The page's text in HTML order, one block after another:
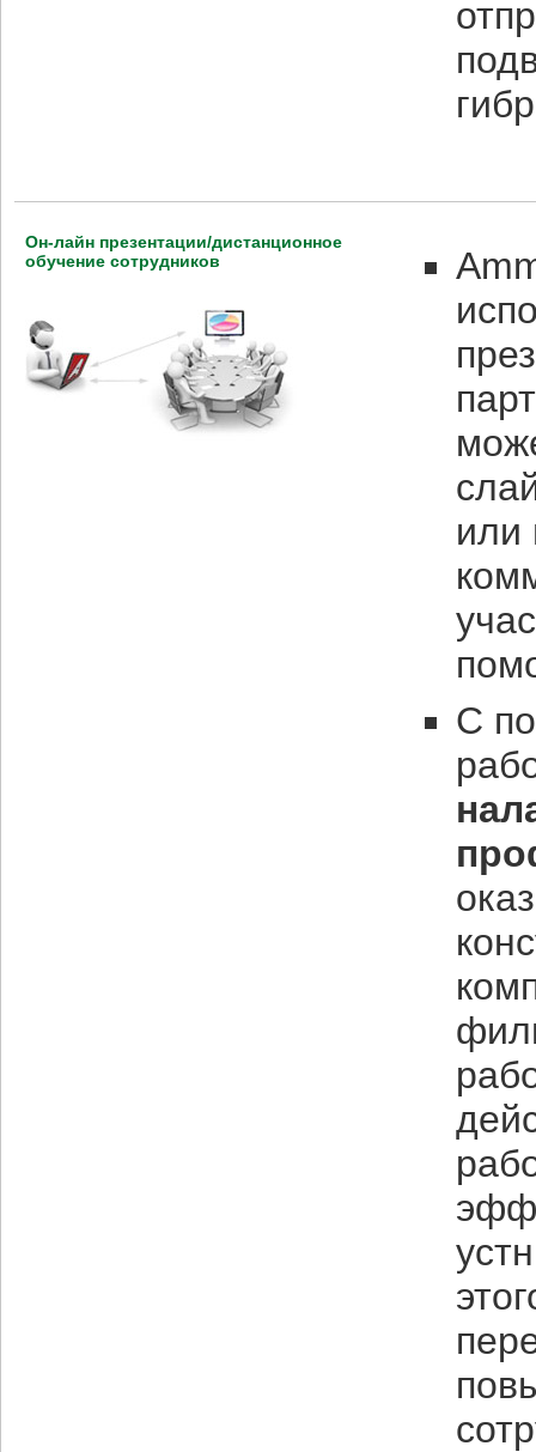
Он-лайн презентации/дистанционное
обучение сотрудников
или
С